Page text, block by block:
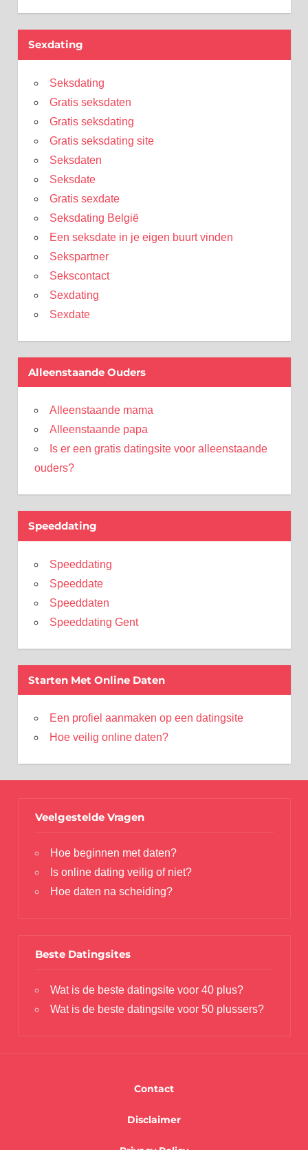
Sexdating
Seksdating
Gratis seksdaten
Gratis seksdating
Gratis seksdating site
Seksdaten
Seksdate
Gratis sexdate
Seksdating België
Een seksdate in je eigen buurt vinden
Sekspartner
Sekscontact
Sexdating
Sexdate
Alleenstaande Ouders
Alleenstaande mama
Alleenstaande papa
Is er een gratis datingsite voor alleenstaande
ouders?
Speeddating
Speeddating
Speeddate
Speeddaten
Speeddating Gent
Starten Met Online Daten
Een profiel aanmaken op een datingsite
Hoe veilig online daten?
Veelgestelde Vragen
Hoe beginnen met daten?
Is online dating veilig of niet?
Hoe daten na scheiding?
Beste Datingsites
Wat is de beste datingsite voor 40 plus?
Wat is de beste datingsite voor 50 plussers?
Contact
Disclaimer